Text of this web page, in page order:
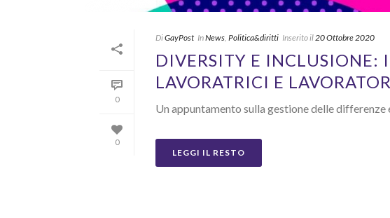
0
0
DiGayPost InNews, Politica&diritti Inserito il20 Ottobre 2020
DIVERSITY E INCLUSIONE:
LAVORATRICI E
Un appuntamento sulla gestione delle
LEGGI IL RESTO